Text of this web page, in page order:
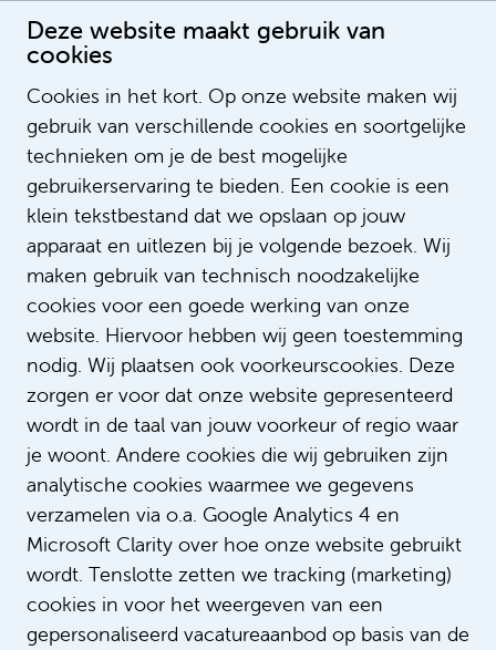
Deze website maakt gebruik van
cookies
Cookies in het kort. Op onze website maken wij
gebruik van verschillende cookies en soortgelijke
technieken om je de best mogelijke
gebruikerservaring te bieden. Een cookie is een
klein tekstbestand dat we opslaan op jouw
apparaat en uitlezen bij je volgende bezoek. Wij
maken gebruik van technisch noodzakelijke
cookies voor een goede werking van onze
website. Hiervoor hebben wij geen toestemming
nodig. Wij plaatsen ook voorkeurscookies. Deze
zorgen er voor dat onze website gepresenteerd
wordt in de taal van jouw voorkeur of regio waar
je woont. Andere cookies die wij gebruiken zijn
analytische cookies waarmee we gegevens
verzamelen via o.a. Google Analytics 4 en
Microsoft Clarity over hoe onze website gebruikt
wordt. Tenslotte zetten we tracking (marketing)
cookies in voor het weergeven van een
gepersonaliseerd vacatureaanbod op basis van de
Gezichten van het Emma – Laura
Publication date: 30-10-2025 00:00:00
LegendSorting
ListOrderValue
LegendNotification
LegendContent
SubTitle
ImageUrl
VideoID
https://youtu.be/W9G48g5TnMI?
si=ZHpoAJlfif8Ol5hv
AspectRatio
LinkTitle
LinkUrl
LinkTarget
Laura is verpleegkundig specialist in
het Emma Kinderziekenhuis.